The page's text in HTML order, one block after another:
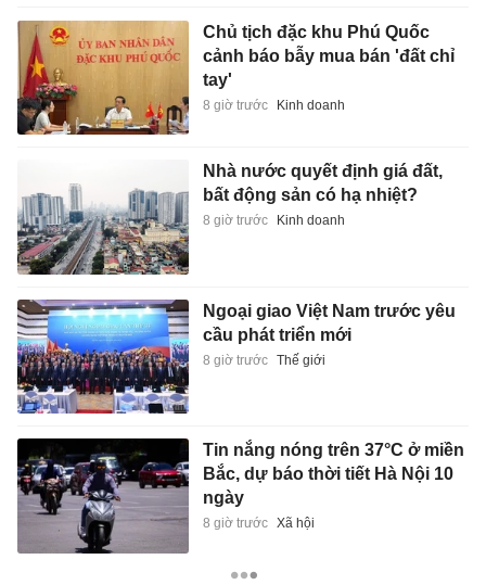
Chủ tịch đặc khu Phú Quốc
cảnh báo bẫy mua bán 'đất chỉ
tay'
8 giờ trước Kinh doanh
Nhà nước quyết định giá đất,
bất động sản có hạ nhiệt?
8 giờ trước Kinh doanh
Ngoại giao Việt Nam trước yêu
cầu phát triển mới
8 giờ trước Thế giới
Tin nắng nóng trên 37°C ở miền
Bắc, dự báo thời tiết Hà Nội 10
ngày
8 giờ trước Xã hội